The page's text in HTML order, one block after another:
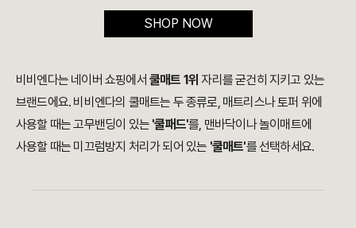
SHOP NOW
비비엔다는 네이버 쇼핑에서 쿨매트 1위 자리를 굳건히 지키고 있는
브랜드에요. 비비엔다의 쿨매트는 두 종류로, 매트리스나 토퍼 위에
사용할 때는 고무밴딩이 있는 '쿨패드'를, 맨바닥이나 놀이매트에
사용할 때는 미끄럼방지 처리가 되어 있는 '쿨매트'를 선택하세요.